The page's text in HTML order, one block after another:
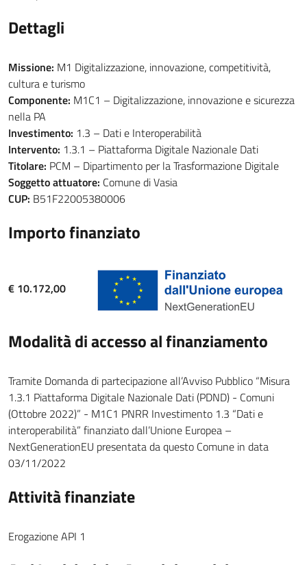
Dettagli
Missione: M1 Digitalizzazione, innovazione, competitività,
cultura e turismo
Componente: M1C1 – Digitalizzazione, innovazione e sicurezza
nella PA
Investimento: 1.3 – Dati e Interoperabilità
Intervento: 1.3.1 – Piattaforma Digitale Nazionale Dati
Titolare: PCM – Dipartimento per la Trasformazione Digitale
Soggetto attuatore: Comune di Vasia
CUP: B51F22005380006
Importo finanziato
€ 10.172,00
Modalità di accesso al finanziamento
Tramite Domanda di partecipazione all’Avviso Pubblico “Misura
1.3.1 Piattaforma Digitale Nazionale Dati (PDND) - Comuni
(Ottobre 2022)” - M1C1 PNRR Investimento 1.3 “Dati e
interoperabilità” finanziato dall’Unione Europea –
NextGenerationEU presentata da questo Comune in data
03/11/2022
Attività finanziate
Erogazione API 1